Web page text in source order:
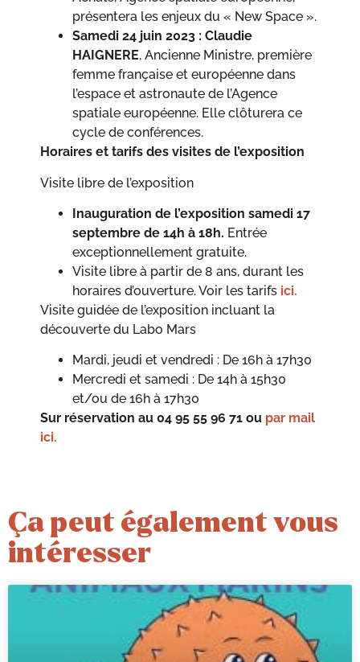
présentera les enjeux du « New Space ».
Samedi 24 juin 2023 : Claudie
HAIGNERE, Ancienne Ministre, première
femme française et européenne dans
l’espace et astronaute de l’Agence
spatiale européenne. Elle clôturera ce
cycle de conférences.
Horaires et tarifs des visites de l’exposition
Visite libre de l’exposition
Inauguration de l’exposition samedi 17
septembre de 14h à 18h. Entrée
exceptionnellement gratuite.
Visite libre à partir de 8 ans, durant les
horaires d’ouverture. Voir les tarifs ici.
Visite guidée de l’exposition incluant la
découverte du Labo Mars
Mardi, jeudi et vendredi : De 16h à 17h30
Mercredi et samedi : De 14h à 15h30
et/ou de 16h à 17h30
Sur réservation au 04 95 55 96 71 ou par mail
ici.
Ça peut également vous
intéresser